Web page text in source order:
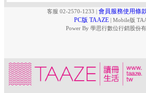
客服 02-2570-1233 | 會員服務使用條
PC版 TAAZE | Mobile版
Power By 學思行數位行銷股份